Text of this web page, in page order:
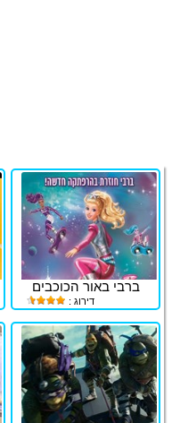
ברבי באור הכוכבים
דירוג :